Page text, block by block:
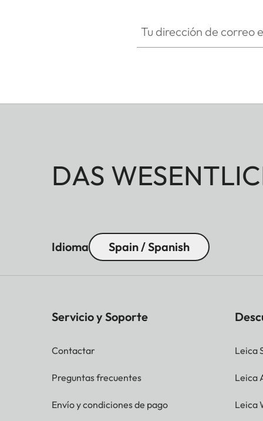
DAS
Idioma Spain / Spanish
Servicio y Soporte
Contactar
Preguntas frecuentes
Envío y condiciones de pago
Leica
Leica
Leica